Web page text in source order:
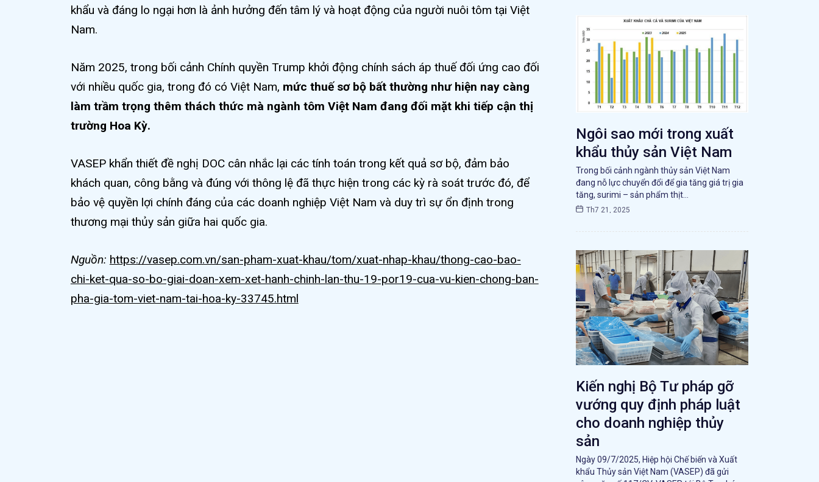
khẩu và đáng lo ngại hơn là ảnh hưởng đến tâm lý và hoạt động của người nuôi tôm tại Việt
Nam.
Năm 2025, trong bối cảnh Chính quyền Trump khởi động chính sách áp thuế đối ứng cao đối
với nhiều quốc gia, trong đó có Việt Nam, mức thuế sơ bộ bất thường như hiện nay càng
làm trầm trọng thêm thách thức mà ngành tôm Việt Nam đang đối mặt khi tiếp cận thị
trường Hoa Kỳ.
VASEP khẩn thiết đề nghị DOC cân nhắc lại các tính toán trong kết quả sơ bộ, đảm bảo
khách quan, công bằng và đúng với thông lệ đã thực hiện trong các kỳ rà soát trước đó, để
bảo vệ quyền lợi chính đáng của các doanh nghiệp Việt Nam và duy trì sự ổn định trong
thương mại thủy sản giữa hai quốc gia.
Nguồn: https://vasep.com.vn/san-pham-xuat-khau/tom/xuat-nhap-khau/thong-cao-bao-
chi-ket-qua-so-bo-giai-doan-xem-xet-hanh-chinh-lan-thu-19-por19-cua-vu-kien-chong-ban-
pha-gia-tom-viet-nam-tai-hoa-ky-33745.html
Ngôi sao mới trong xuất
khẩu thủy sản Việt Nam
Trong bối cảnh ngành thủy sản Việt Nam
đang nỗ lực chuyển đổi để gia tăng giá trị gia
tăng, surimi – sản phẩm thịt…
Th7 21, 2025
Kiến nghị Bộ Tư pháp gỡ
vướng quy định pháp luật
cho doanh nghiệp thủy
sản
Ngày 09/7/2025, Hiệp hội Chế biến và Xuất
khẩu Thủy sản Việt Nam (VASEP) đã gửi